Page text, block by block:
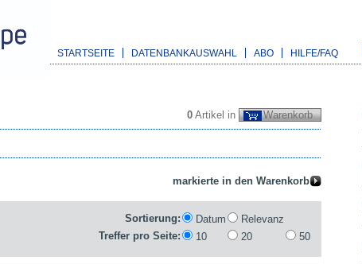
STARTSEITE DATENBANKAUSWAHL ABO HILFE/FAQ
0 Artikel in Warenkorb
Sortierung: Datum
Relevanz
Treffer pro Seite:
10 20 50